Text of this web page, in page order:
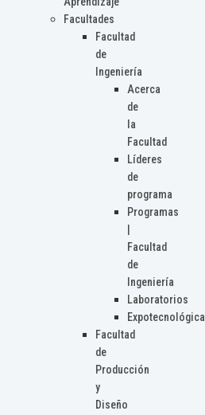
Facultades
Facultad
de
Ingeniería
Acerca
de
la
Facultad
Líderes
de
programa
Programas
Facultad
de
Ingeniería
Laboratorios
Expotecnológica
Facultad
de
Producción
y
Diseño